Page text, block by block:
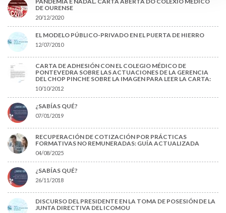
DE OURENSE
20/12/2020
EL MODELO PÚBLICO-PRIVADO EN EL PUERTA DE HIERRO
12/07/2010
CARTA DE ADHESIÓN CON EL COLEGIO MÉDICO DE
PONTEVEDRA SOBRE LAS ACTUACIONES DE LA GERENCIA
DEL CHOP PINCHE SOBRE LA IMAGEN PARA LEER LA CARTA:
10/10/2012
¿SABÍAS QUÉ?
07/01/2019
RECUPERACIÓN DE COTIZACIÓN POR PRÁCTICAS
FORMATIVAS NO REMUNERADAS: GUÍA ACTUALIZADA
04/08/2025
¿SABÍAS QUÉ?
26/11/2018
DISCURSO DEL PRESIDENTE EN LA TOMA DE POSESIÓN DE LA
JUNTA DIRECTIVA DEL ICOMOU